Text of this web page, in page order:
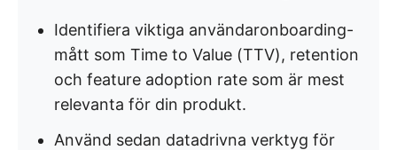
Identifiera viktiga användaronboarding-
mått som Time to Value (TTV), retention
och feature adoption rate som är mest
relevanta för din produkt.
Använd sedan datadrivna verktyg för